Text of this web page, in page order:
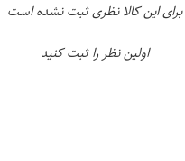
برای این کالا نظری ثبت نشده است
اولین نظر را ثبت کنید